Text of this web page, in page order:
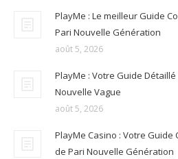
PlayMe : Le meilleur Guide
Pari Nouvelle Génération
août 5, 2026
PlayMe : Votre Guide
Nouvelle Vague
août 5, 2026
PlayMe Casino : Votre
de Pari Nouvelle Génération